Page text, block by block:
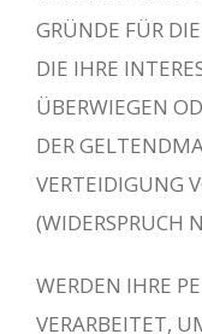
GRÜNDE FÜR
DIE IHRE
ÜBERWIEGEN
DER
VERTEIDIGUNG
(WIDERSPRUCH
WERDEN IHRE
VERARBEITET,